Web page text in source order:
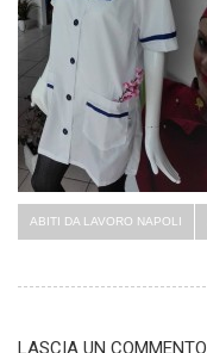
ABITI DA LAVORO NAPOLI
LASCIA UN COMMENTO